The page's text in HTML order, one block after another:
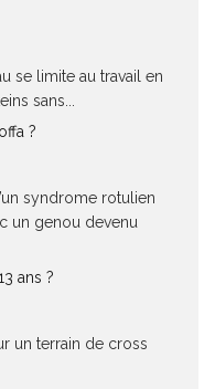
se limite au travail en
sans...
?
syndrome rotulien
un genou devenu
ans ?
un terrain de cross